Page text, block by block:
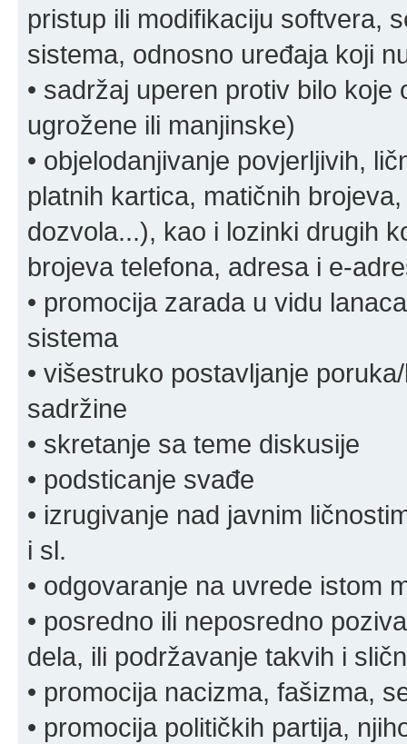
pristup ili modifikaciju softvera,
sistema, odnosno uređaja koji
• sadržaj uperen protiv bilo
ugrožene ili manjinske)
• objelodanjivanje povjerljivih,
platnih kartica, matičnih
dozvola...), kao i lozinki drugih
brojeva telefona, adresa i e-
• promocija zarada u vidu
sistema
• višestruko postavljanje
sadržine
• skretanje sa teme diskusije
• podsticanje svađe
• izrugivanje nad javnim
i sl.
• odgovaranje na uvrede istom
• posredno ili neposredno
dela, ili podržavanje takvih i
• promocija nacizma, fašizma,
• promocija političkih partija,